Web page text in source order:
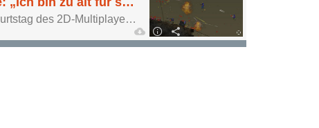
zu alt für solche Spiele“